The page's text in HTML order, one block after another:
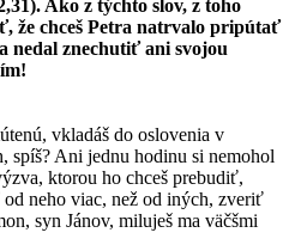
Ako z týchto slov, z toho
že chceš Petra natrvalo pripútať
nedal znechutiť ani svojou
vkladáš do oslovenia v
spíš? Ani jednu hodinu si nemohol
ktorou ho chceš prebudiť,
neho viac, než od iných, zveriť
syn Jánov, miluješ ma väčšmi